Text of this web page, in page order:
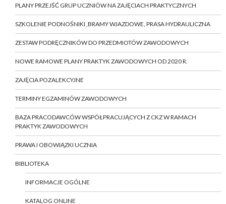
PLANY PRZEJŚĆ GRUP UCZNIÓW NA ZAJĘCIACH PRAKTYCZNYCH
SZKOLENIE PODNOŚNIKI ,BRAMY WJAZDOWE, PRASA HYDRAULICZNA
ZESTAW PODRĘCZNIKÓW DO PRZEDMIOTÓW ZAWODOWYCH
NOWE RAMOWE PLANY PRAKTYK ZAWODOWYCH OD 2020 R.
ZAJĘCIA POZALEKCYJNE
TERMINY EGZAMINÓW ZAWODOWYCH
BAZA PRACODAWCÓW WSPÓŁPRACUJĄCYCH Z CKZ W RAMACH
PRAKTYK ZAWODOWYCH
PRAWA I OBOWIĄZKI UCZNIA
BIBLIOTEKA
INFORMACJE OGÓLNE
KATALOG ONLINE